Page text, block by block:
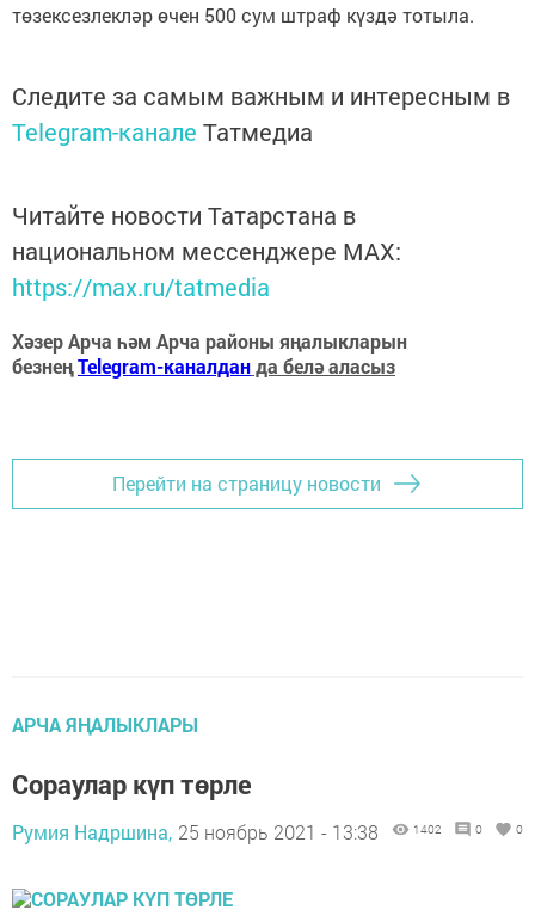
төзексезлекләр өчен 500 сум штраф күздә тотыла.
Следите за самым важным и интересным в
Telegram-канале Татмедиа
Читайте новости Татарстана в
национальном мессенджере MАХ:
https://max.ru/tatmedia
Хәзер Арча һәм Арча районы яңалыкларын
безнеңTelegram-каналданда белә аласыз
Перейти на страницу новости
АРЧА ЯҢАЛЫКЛАРЫ
Сораулар күп төрле
Румия Надршина, 25 ноябрь 2021 - 13:38 1402 0 0